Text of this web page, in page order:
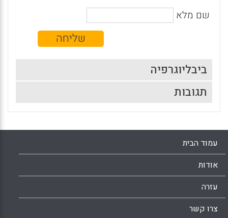
שם מלא
ביבליוגרפיה
תגובות
עמוד הבית
אודות
עזרה
צרו קשר